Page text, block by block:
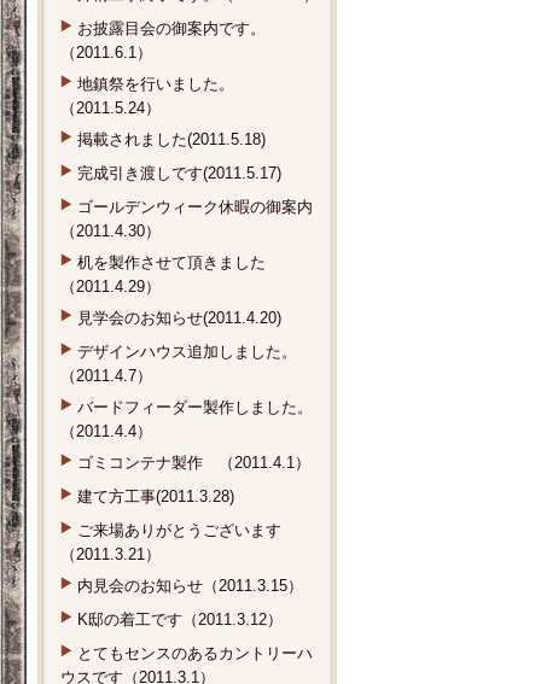
お披露目会の御案内です。
（2011.6.1）
地鎮祭を行いました。
（2011.5.24）
掲載されました(2011.5.18)
完成引き渡しです(2011.5.17)
ゴールデンウィーク休暇の御案内
（2011.4.30）
机を製作させて頂きました
（2011.4.29）
見学会のお知らせ(2011.4.20)
デザインハウス追加しました。
（2011.4.7）
バードフィーダー製作しました。
（2011.4.4）
ゴミコンテナ製作 （2011.4.1）
建て方工事(2011.3.28)
ご来場ありがとうございます
（2011.3.21）
内見会のお知らせ（2011.3.15）
K邸の着工です（2011.3.12）
とてもセンスのあるカントリーハ
ウスです（2011.3.1）